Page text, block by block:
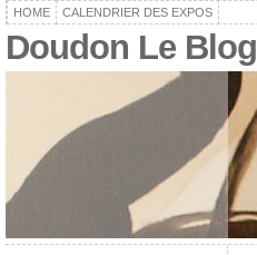
HOME CALENDRIER DES EXPOS
Doudon Le Blog